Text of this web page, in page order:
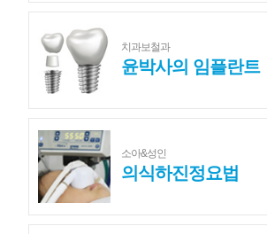
치과보철과
윤박사의 임플란트
소아&성인
의식하진정요법